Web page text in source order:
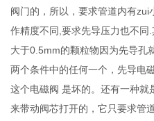
阀门的，所以，要求管道内有zui
作精度不同,要求先导压力也不
大于0.5mm的颗粒物因为先导孔
两个条件中的任何一个，先导电
这个电磁阀 是坏的。还有一种就
来带动阀芯打开的，它只要求管